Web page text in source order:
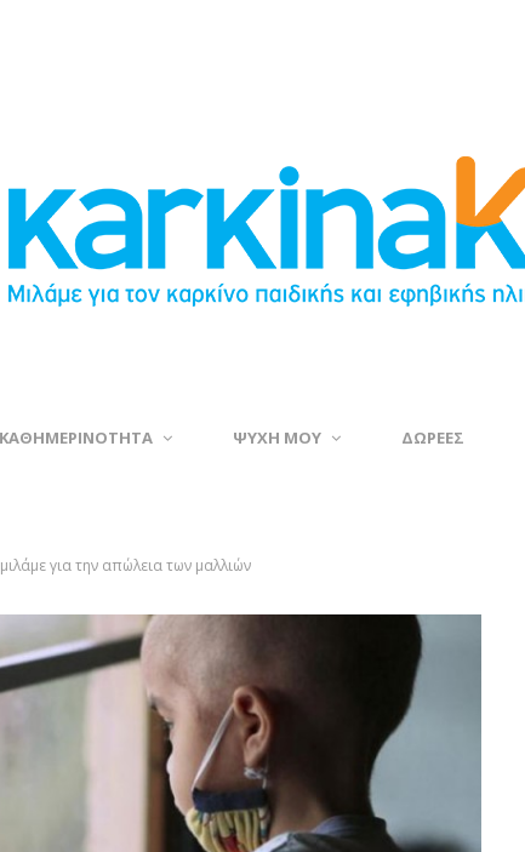
ΚΑΘΗΜΕΡΙΝΟΤΗΤΑ ΨΥΧΗ ΜΟΥ ΔΩΡΕΕΣ
για την απώλεια των μαλλιών